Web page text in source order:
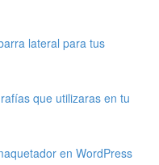
lateral para tus
que utilizaras en tu
en WordPress